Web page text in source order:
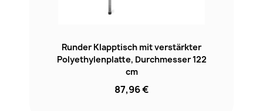
Runder Klapptisch mit verstärkter
Polyethylenplatte, Durchmesser 122
cm
87,96 €